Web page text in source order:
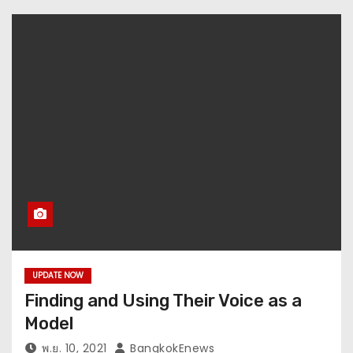
UPDATE NOW
Finding and Using Their Voice as a
Model
พ.ย. 10, 2021 BangkokEnews